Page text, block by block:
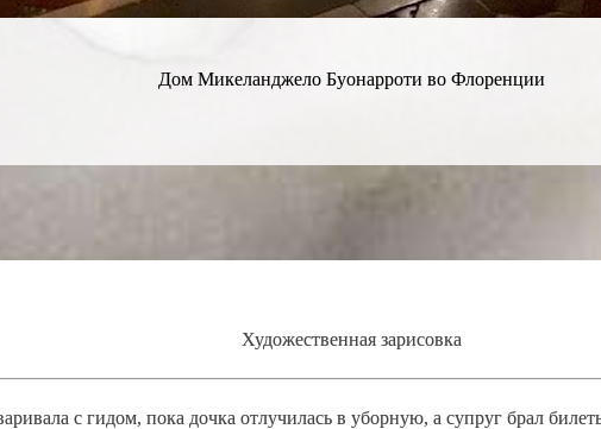
Дом Микеланджело Буонарроти во Флоренции
Художественная зарисовка
с гидом, пока дочка отлучилась в уборную, а супруг брал